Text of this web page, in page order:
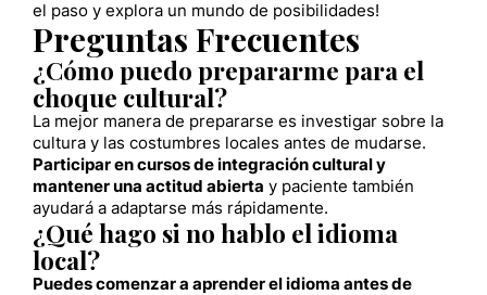
el paso y explora un mundo de posibilidades!
Preguntas Frecuentes
¿Cómo puedo prepararme para el
choque cultural?
La mejor manera de prepararse es investigar sobre la
cultura y las costumbres locales antes de mudarse.
Participar en cursos de integración cultural y
mantener una actitud abierta y paciente también
ayudará a adaptarse más rápidamente.
¿Qué hago si no hablo el idioma
local?
Puedes comenzar a aprender el idioma antes de